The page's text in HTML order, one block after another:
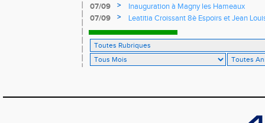
07/09
>
Inauguration à Magny les Hameaux
07/09
>
Leatitia Croissant 8è Espoirs et Jean